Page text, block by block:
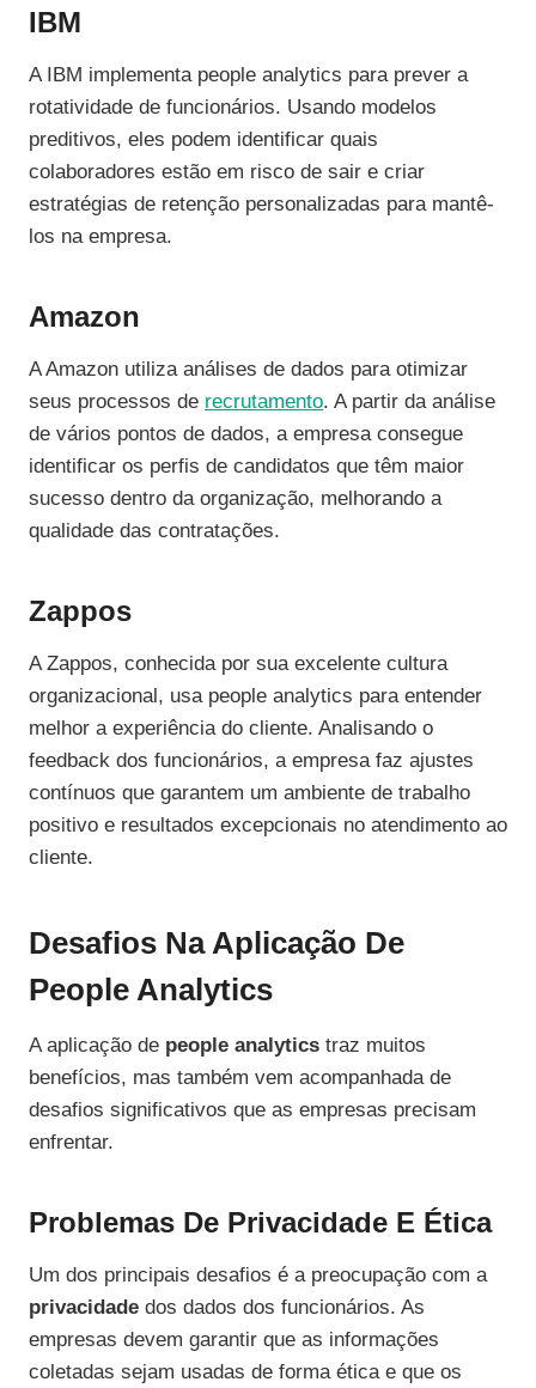
IBM
A IBM implementa people analytics para prever a
rotatividade de funcionários. Usando modelos
preditivos, eles podem identificar quais
colaboradores estão em risco de sair e criar
estratégias de retenção personalizadas para mantê-
los na empresa.
Amazon
A Amazon utiliza análises de dados para otimizar
seus processos de recrutamento. A partir da análise
de vários pontos de dados, a empresa consegue
identificar os perfis de candidatos que têm maior
sucesso dentro da organização, melhorando a
qualidade das contratações.
Zappos
A Zappos, conhecida por sua excelente cultura
organizacional, usa people analytics para entender
melhor a experiência do cliente. Analisando o
feedback dos funcionários, a empresa faz ajustes
contínuos que garantem um ambiente de trabalho
positivo e resultados excepcionais no atendimento ao
cliente.
Desafios Na Aplicação De
People Analytics
A aplicação de people analytics traz muitos
benefícios, mas também vem acompanhada de
desafios significativos que as empresas precisam
enfrentar.
Problemas De Privacidade E Ética
Um dos principais desafios é a preocupação com a
privacidade dos dados dos funcionários. As
empresas devem garantir que as informações
coletadas sejam usadas de forma ética e que os